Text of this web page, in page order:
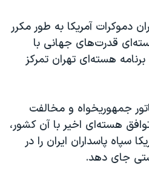
دموکرات آمریکا به طور مکرر
قدرت‌های جهانی با
هسته‌ای تهران تمرکز
جمهوریخواه و مخالفت
هسته‌ای اخیر با آن کشور،
سپاه پاسداران ایران را در
جای دهد.